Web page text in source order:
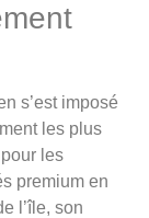
s’est imposé
les plus
les
premium en
l’île, son